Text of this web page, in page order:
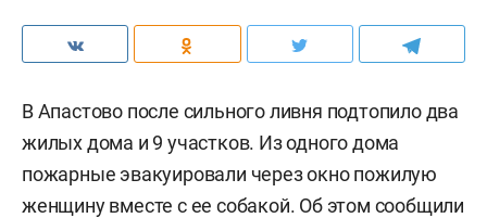
В Апастово после сильного ливня подтопило два
жилых дома и 9 участков. Из одного дома
пожарные эвакуировали через окно пожилую
женщину вместе с ее собакой. Об этом сообщили